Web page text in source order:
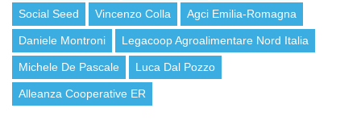
Social Seed Vincenzo Colla Agci Emilia-Romagna
Daniele Montroni Legacoop Agroalimentare Nord Italia
Michele De Pascale Luca Dal Pozzo
Alleanza Cooperative ER